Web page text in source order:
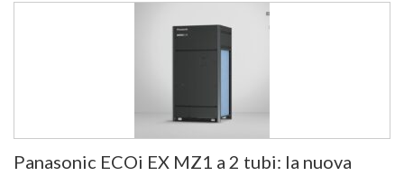
Panasonic ECOi EX MZ1 a 2 tubi: la nuova